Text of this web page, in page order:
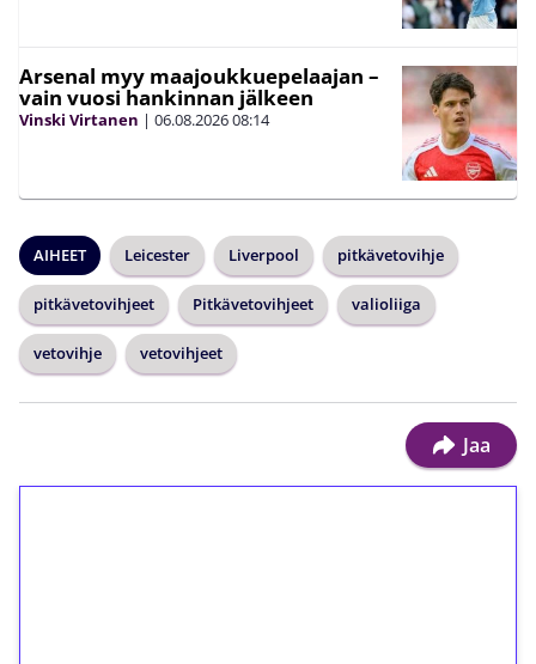
Arsenal myy maajoukkuepelaajan –
vain vuosi hankinnan jälkeen
Vinski Virtanen | 06.08.202608:14
AIHEET Leicester Liverpool pitkävetovihje
pitkävetovihjeet Pitkävetovihjeet valioliiga
vetovihje vetovihjeet
Jaa